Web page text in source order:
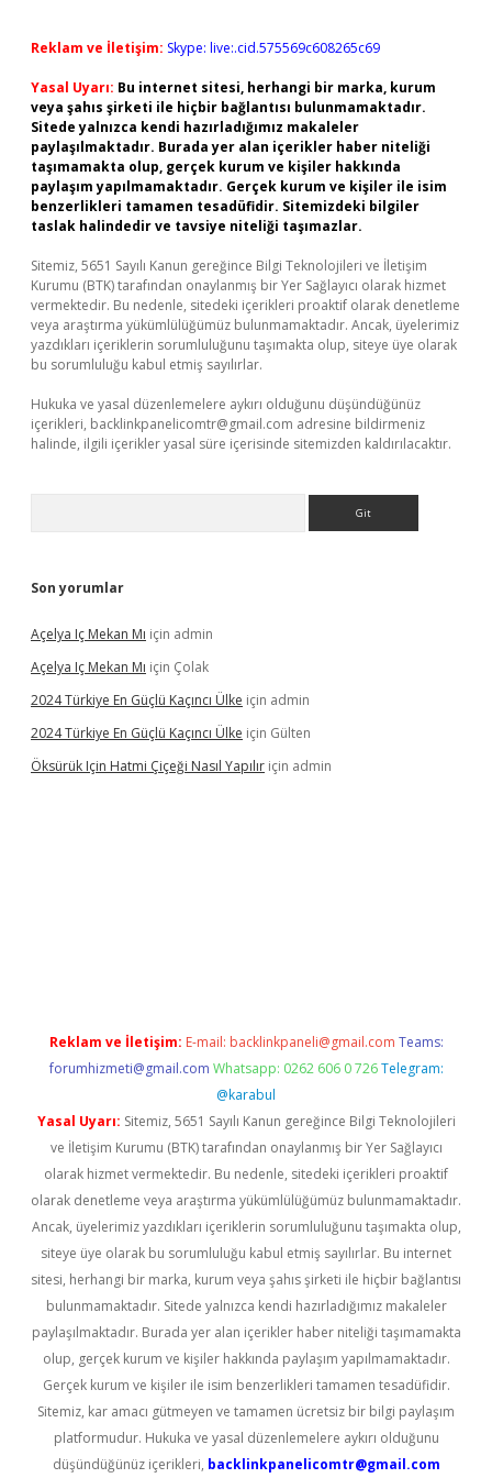
Reklam ve İletişim: Skype: live:.cid.575569c608265c69
Yasal Uyarı: Bu internet sitesi, herhangi bir marka, kurum
veya şahıs şirketi ile hiçbir bağlantısı bulunmamaktadır.
Sitede yalnızca kendi hazırladığımız makaleler
paylaşılmaktadır. Burada yer alan içerikler haber niteliği
taşımamakta olup, gerçek kurum ve kişiler hakkında
paylaşım yapılmamaktadır. Gerçek kurum ve kişiler ile isim
benzerlikleri tamamen tesadüfidir. Sitemizdeki bilgiler
taslak halindedir ve tavsiye niteliği taşımazlar.
Sitemiz, 5651 Sayılı Kanun gereğince Bilgi Teknolojileri ve İletişim
Kurumu (BTK) tarafından onaylanmış bir Yer Sağlayıcı olarak hizmet
vermektedir. Bu nedenle, sitedeki içerikleri proaktif olarak denetleme
veya araştırma yükümlülüğümüz bulunmamaktadır. Ancak, üyelerimiz
yazdıkları içeriklerin sorumluluğunu taşımakta olup, siteye üye olarak
bu sorumluluğu kabul etmiş sayılırlar.
Hukuka ve yasal düzenlemelere aykırı olduğunu düşündüğünüz
içerikleri, backlinkpanelicomtr@gmail.com adresine bildirmeniz
halinde, ilgili içerikler yasal süre içerisinde sitemizden kaldırılacaktır.
Son yorumlar
Açelya Iç Mekan Mı için admin
Açelya Iç Mekan Mı için Çolak
2024 Türkiye En Güçlü Kaçıncı Ülke için admin
2024 Türkiye En Güçlü Kaçıncı Ülke için Gülten
Öksürük Için Hatmi Çiçeği Nasıl Yapılır için admin
Reklam ve İletişim: E-mail: backlinkpaneli@gmail.com Teams:
forumhizmeti@gmail.com Whatsapp: 0262 606 0 726 Telegram:
@karabul
Yasal Uyarı: Sitemiz, 5651 Sayılı Kanun gereğince Bilgi Teknolojileri
ve İletişim Kurumu (BTK) tarafından onaylanmış bir Yer Sağlayıcı
olarak hizmet vermektedir. Bu nedenle, sitedeki içerikleri proaktif
olarak denetleme veya araştırma yükümlülüğümüz bulunmamaktadır.
Ancak, üyelerimiz yazdıkları içeriklerin sorumluluğunu taşımakta olup,
siteye üye olarak bu sorumluluğu kabul etmiş sayılırlar. Bu internet
sitesi, herhangi bir marka, kurum veya şahıs şirketi ile hiçbir bağlantısı
bulunmamaktadır. Sitede yalnızca kendi hazırladığımız makaleler
paylaşılmaktadır. Burada yer alan içerikler haber niteliği taşımamakta
olup, gerçek kurum ve kişiler hakkında paylaşım yapılmamaktadır.
Gerçek kurum ve kişiler ile isim benzerlikleri tamamen tesadüfidir.
Sitemiz, kar amacı gütmeyen ve tamamen ücretsiz bir bilgi paylaşım
platformudur. Hukuka ve yasal düzenlemelere aykırı olduğunu
düşündüğünüz içerikleri, backlinkpanelicomtr@gmail.com